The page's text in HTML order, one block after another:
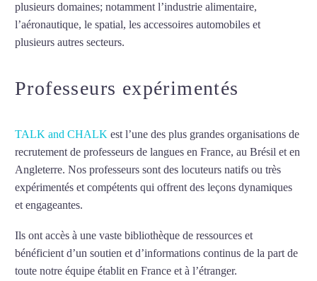
plusieurs domaines; notamment l’industrie alimentaire,
l’aéronautique, le spatial, les accessoires automobiles et
plusieurs autres secteurs.
Professeurs expérimentés
TALK and CHALK est l’une des plus grandes organisations de
recrutement de professeurs de langues en France, au Brésil et en
Angleterre. Nos professeurs sont des locuteurs natifs ou très
expérimentés et compétents qui offrent des leçons dynamiques
et engageantes.
Ils ont accès à une vaste bibliothèque de ressources et
bénéficient d’un soutien et d’informations continus de la part de
toute notre équipe établit en France et à l’étranger.